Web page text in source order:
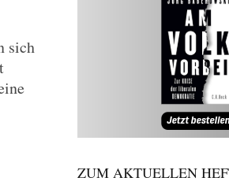
sich
ZUM AKTUELLEN